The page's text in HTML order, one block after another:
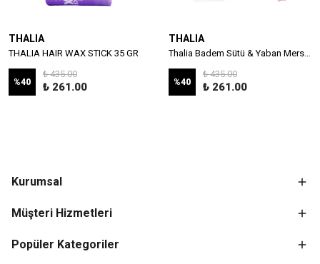
THALIA
THALIA HAIR WAX STICK 35 GR
%40
₺ 435.00
₺ 261.00
THALIA
%40
₺ 435.00
₺ 261.00
Kurumsal
Müşteri Hizmetleri
Popüler Kategoriler